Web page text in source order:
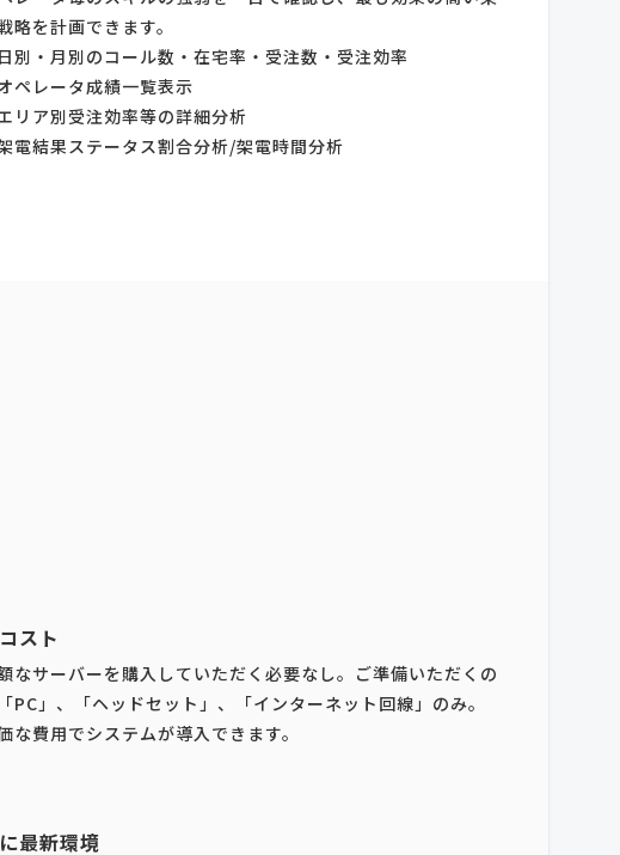
略を計画できます。
別・月別のコール数・在宅率・受注数・受注効率
ペレータ成績一覧表示
リア別受注効率等の詳細分析
電結果ステータス割合分析/架電時間分析
スト
なサーバーを購入していただく必要なし。ご準備いただくの
PC」、「ヘッドセット」、「インターネット回線」のみ。
な費用でシステムが導入できます。
最新環境